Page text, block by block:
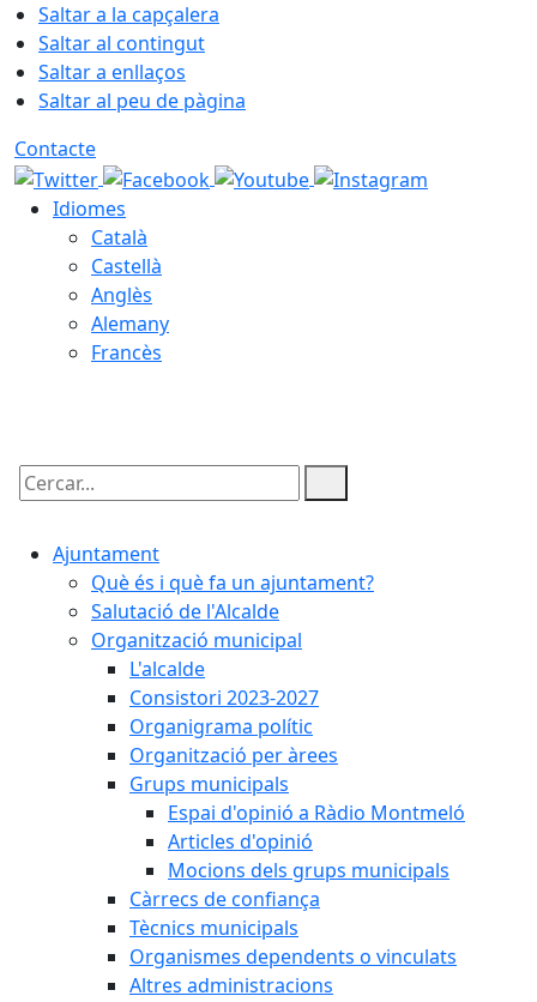
Saltar a la capçalera
Saltar al contingut
Saltar a enllaços
Saltar al peu de pàgina
Contacte
Idiomes
Català
Castellà
Anglès
Alemany
Francès
Cercar:
Ajuntament
Què és i què fa un ajuntament?
Salutació de l'Alcalde
Organització municipal
L'alcalde
Consistori 2023-2027
Organigrama polític
Organització per àrees
Grups municipals
Espai d'opinió a Ràdio Montmeló
Articles d'opinió
Mocions dels grups municipals
Càrrecs de confiança
Tècnics municipals
Organismes dependents o vinculats
Altres administracions